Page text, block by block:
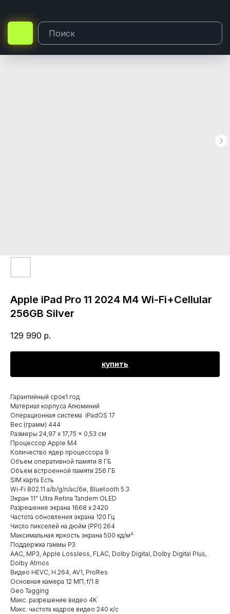
Apple iPad Pro 11 2024 M4 Wi-Fi+Cellular
256GB Silver
129 990 р.
купить
Гарантийный срок1 год
Материал корпуса Алюминий
Операционная система iPadOS 17
Вес (грамм) 444
Размеры 24,97 x 17,75 x 0,53 см
Процессор Apple M4
Количество ядер процессора 9
Объем оперативной памяти 8 ГБ
Объем встроенной памяти 256 ГБ
SIM карта Есть
Wi-Fi 802.11 a/b/g/n/ac/6e, Bluetooth 5.3
Экран 11" Ultra Retina Tandem OLED
Разрешение экрана 1668 x 2420
Частота обновления экрана 120 Гц
Число пикселей на дюйм (PPI) 264
Максимальная яркость экрана 500 кд/м²
Поддержка гаммы P3
AAC, MP3, Apple Lossless, FLAC, Dolby Digital, Dolby Digital Plus,
Dolby Atmos
Видео HEVC, H.264, AV1, ProRes
Основная камера 12 МП, f/1.8
Geo Tagging
Макс. разрешение видео 4K
Макс. частота кадров видео 240 к/с